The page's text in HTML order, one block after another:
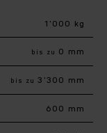
1’000 kg
bis zu 0 mm
bis zu 3’300 mm
600 mm